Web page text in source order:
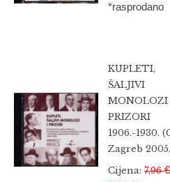
*rasprodano
KUPLETI,
ŠALJIVI
MONOLOZI
PRIZORI
1906.-1930.
Zagreb 2005.
Cijena:7,96